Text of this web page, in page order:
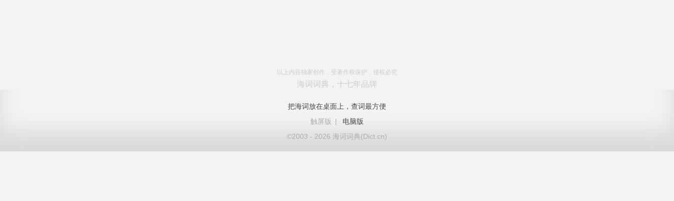
以上内容独家创作，受著作权保护，侵权必究
海词词典，十七年品牌
把海词放在桌面上，查词最方便
触屏版
|
电脑版
©2003 - 2026 海词词典(Dict.cn)